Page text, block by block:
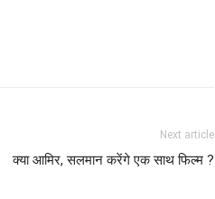
Next article
क्‍या आमिर, सलमान करेंगे एक साथ फिल्‍म ?